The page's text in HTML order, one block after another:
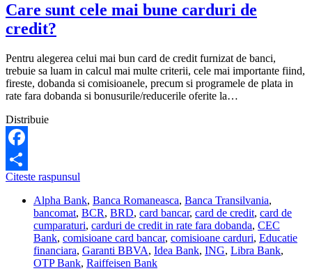
Care sunt cele mai bune carduri de
credit?
Pentru alegerea celui mai bun card de credit furnizat de banci,
trebuie sa luam in calcul mai multe criterii, cele mai importante fiind,
fireste, dobanda si comisioanele, precum si programele de plata in
rate fara dobanda si bonusurile/reducerile oferite la…
Distribuie
Facebook
Share
Citeste raspunsul
cele
mai
bune
carduri
de
credit?
Alpha Bank, Banca Romaneasca, Banca Transilvania,
bancomat, BCR, BRD, card bancar, card de credit, card de
cumparaturi, carduri de credit in rate fara dobanda, CEC
Bank, comisioane card bancar, comisioane carduri, Educatie
financiara, Garanti BBVA, Idea Bank, ING, Libra Bank,
OTP Bank, Raiffeisen Bank